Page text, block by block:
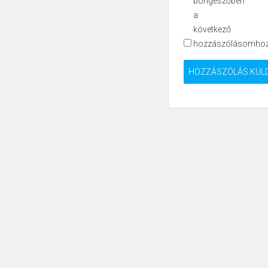
a
következő